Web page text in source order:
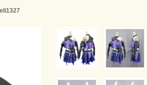
eli1327